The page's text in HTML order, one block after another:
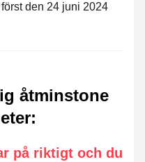
den 24 juni 2024
åtminstone
:
på riktigt och du